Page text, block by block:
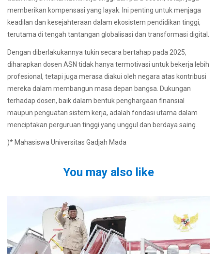
memberikan kompensasi yang layak. Ini penting untuk menjaga
keadilan dan kesejahteraan dalam ekosistem pendidikan tinggi,
terutama di tengah tantangan globalisasi dan transformasi digital.
Dengan diberlakukannya tukin secara bertahap pada 2025,
diharapkan dosen ASN tidak hanya termotivasi untuk bekerja lebih
profesional, tetapi juga merasa diakui oleh negara atas kontribusi
mereka dalam membangun masa depan bangsa. Dukungan
terhadap dosen, baik dalam bentuk penghargaan finansial
maupun penguatan sistem kerja, adalah fondasi utama dalam
menciptakan perguruan tinggi yang unggul dan berdaya saing.
)* Mahasiswa Universitas Gadjah Mada
You may also like